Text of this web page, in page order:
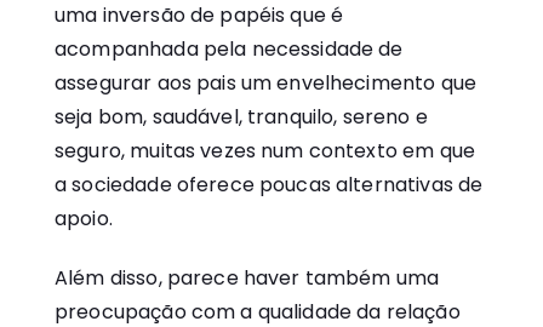
uma inversão de papéis que é
acompanhada pela necessidade de
assegurar aos pais um envelhecimento que
seja bom, saudável, tranquilo, sereno e
seguro, muitas vezes num contexto em que
a sociedade oferece poucas alternativas de
apoio.
Além disso, parece haver também uma
preocupação com a qualidade da relação